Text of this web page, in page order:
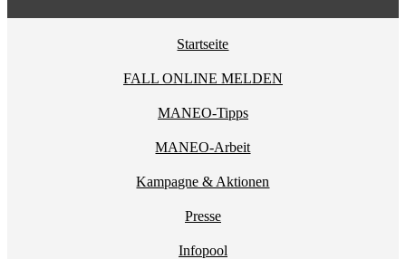
Startseite
FALL ONLINE MELDEN
MANEO-Tipps
MANEO-Arbeit
Kampagne & Aktionen
Presse
Infopool